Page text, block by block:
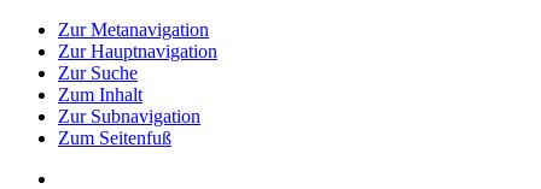
Zur Metanavigation
Zur Hauptnavigation
Zur Suche
Zum Inhalt
Zur Subnavigation
Zum Seitenfuß